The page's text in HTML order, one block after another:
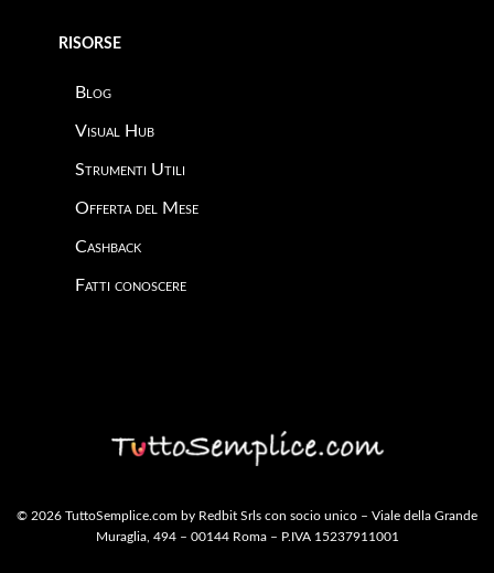
RISORSE
Blog
Visual Hub
Strumenti Utili
Offerta del Mese
Cashback
Fatti conoscere
© 2026 TuttoSemplice.com by Redbit Srls con socio unico – Viale della Grande
Muraglia, 494 – 00144 Roma – P.IVA 15237911001